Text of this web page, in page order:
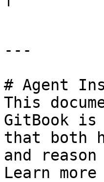
---
# Agent
This
GitBook is
that both
and
Learn